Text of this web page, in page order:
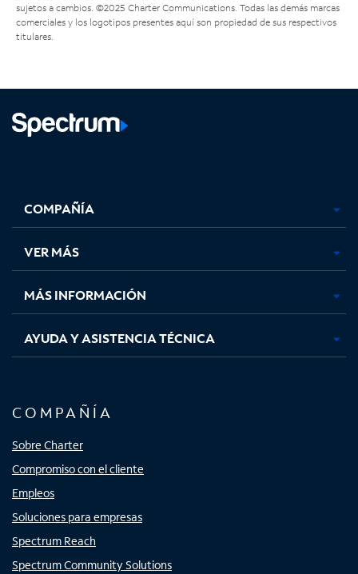
sujetos a cambios. ©2025 Charter Communications. Todas las demás marcas
comerciales y los logotipos presentes aquí son propiedad de sus respectivos
titulares.
abre
en
pestaña
nueva
abre
en
pestaña
nueva
abre
en
pestaña
nueva
en
nueva
COMPAÑÍA
VER MÁS
MÁS INFORMACIÓN
AYUDA Y ASISTENCIA TÉCNICA
COMPAÑÍA
Sobre Charter
Compromiso con el cliente
Empleos
Soluciones para empresas
Spectrum Reach
Spectrum Community Solutions